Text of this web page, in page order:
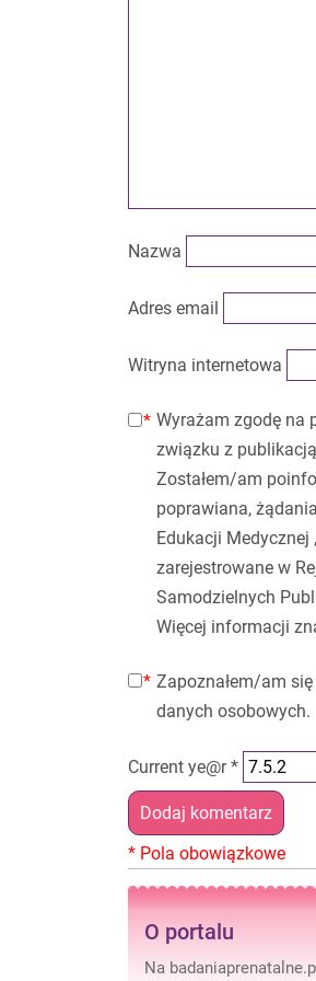
Nazwa
Adres email
Witryna internetowa
Wyrażam zgodę na
związku z
Zostałem/am
poprawiana,
Edukacji Medycznej
zarejestrowane w
Samodzielnych
Więcej informacji
Zapoznałem/am się
danych osobowych.
Current ye@r*
O portalu
Na badaniaprenatalne.pl